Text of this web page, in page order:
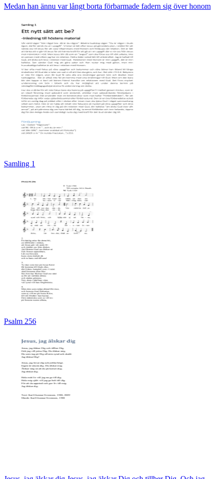
Medan han ännu var långt borta förbarmade fadern sig över honom
Samling 1
Psalm 256